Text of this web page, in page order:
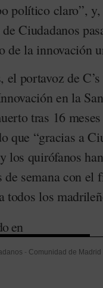
político claro”,
Ciudadanos
de la innovación
el portavoz de
en la
tras 16
que “gracias a
los quirófanos
de semana con el
todos los
en
- Comunidad de Madrid